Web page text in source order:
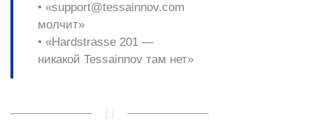
• «support@tessainnov.com
молчит»
• «Hardstrasse 201 —
никакой Tessainnov там нет»